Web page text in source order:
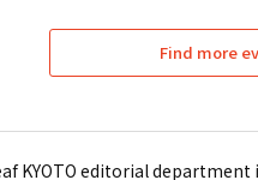
Find more
KYOTO editorial